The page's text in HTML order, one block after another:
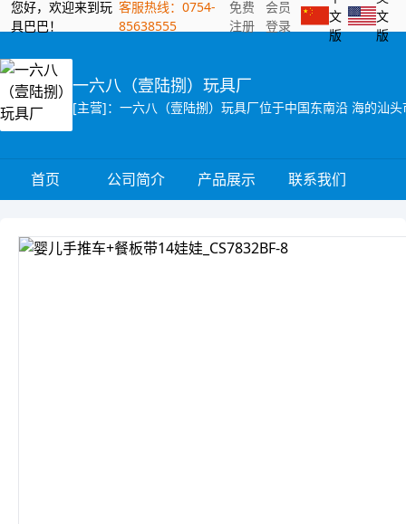
您好，欢迎来到玩
具巴巴！
客服热线：0754-
85638555
免费
注册
会员
登录
文
版
文
版
一六八（壹陆捌）玩具厂
首页 公司简介 产品展示 联系我们